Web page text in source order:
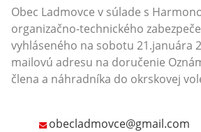
Obec Ladmovce v súlade s
organizačno-technického
vyhláseného na sobotu 21.januára
mailovú adresu na doručenie
člena a náhradníka do okrskovej
obecladmovce@gmail.com